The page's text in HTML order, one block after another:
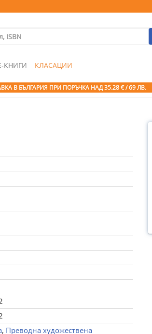
КНИГИ КЛАСАЦИИ
В БЪЛГАРИЯ ПРИ ПОРЪЧКА НАД 35.28 € / 69 ЛВ.
, Преводна художествена